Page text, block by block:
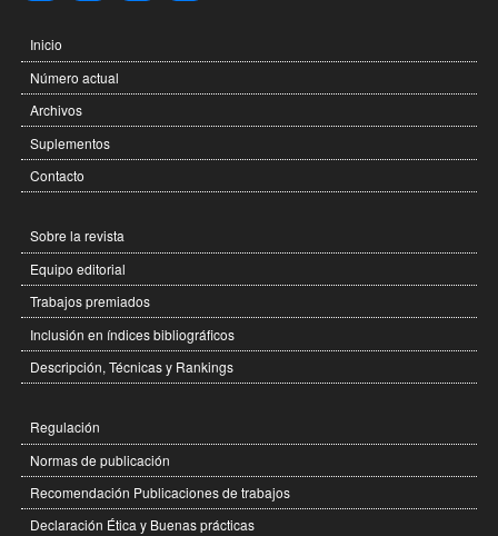
Inicio
Número actual
Archivos
Suplementos
Contacto
Sobre la revista
Equipo editorial
Trabajos premiados
Inclusión en índices bibliográficos
Descripción, Técnicas y Rankings
Regulación
Normas de publicación
Recomendación Publicaciones de trabajos
Declaración Ética y Buenas prácticas